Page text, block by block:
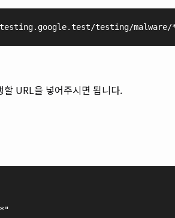
testing/malware/
URL을 넣어주시면 됩니다.